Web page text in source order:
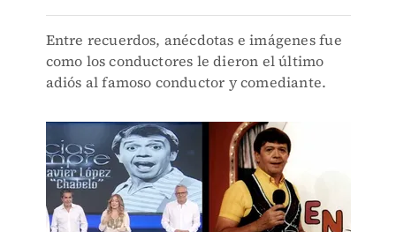
Entre recuerdos, anécdotas e imágenes fue
como los conductores le dieron el último
adiós al famoso conductor y comediante.